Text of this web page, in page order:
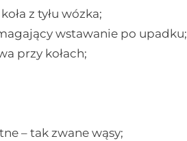
z tyłu wózka;
wstawanie po upadku;
przy kołach;
– tak zwane wąsy;